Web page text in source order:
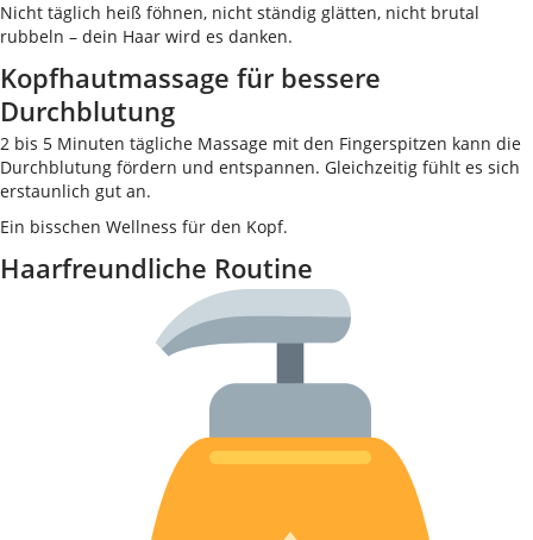
Nicht täglich heiß föhnen, nicht ständig glätten, nicht brutal
rubbeln – dein Haar wird es danken.
Kopfhautmassage für bessere
Durchblutung
2 bis 5 Minuten tägliche Massage mit den Fingerspitzen kann die
Durchblutung fördern und entspannen. Gleichzeitig fühlt es sich
erstaunlich gut an.
Ein bisschen Wellness für den Kopf.
Haarfreundliche Routine